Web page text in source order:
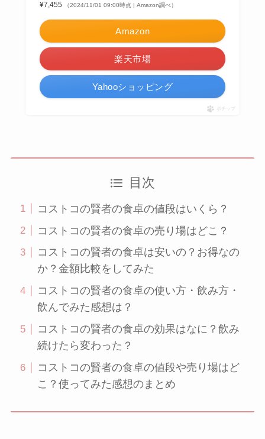
¥7,455
（2024/11/01 09:00時点 | Amazon調べ）
Amazon
楽天市場
Yahooショッピング
ポチップ
目次
コストコの賢者の食卓の値段はいくら？
コストコの賢者の食卓の売り場はどこ？
コストコの賢者の食卓は安いの？お得なの
か？金額比較をしてみた
コストコの賢者の食卓の使い方・飲み方・
飲んでみた感想は？
コストコの賢者の食卓の効果はなに？飲み
続けたら変わった？
コストコの賢者の食卓の値段や売り場はど
こ？使ってみた感想のまとめ